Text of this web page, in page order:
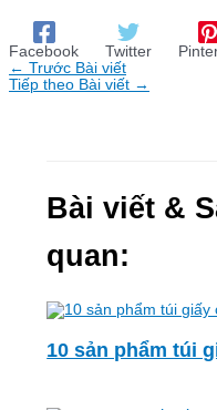
Facebook Twitter
← Trước Bài viết
Tiếp theo Bài viết →
Bài viết &
quan:
10 sản phẩm túi